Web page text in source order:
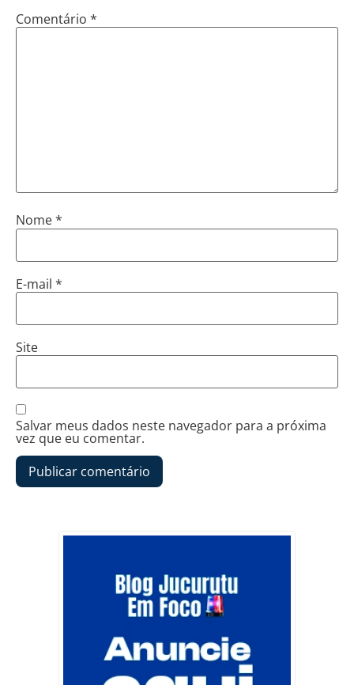
Comentário *
Nome*
E-mail *
Site
Salvar meus dados neste navegador para a próxima
vez que eu comentar.